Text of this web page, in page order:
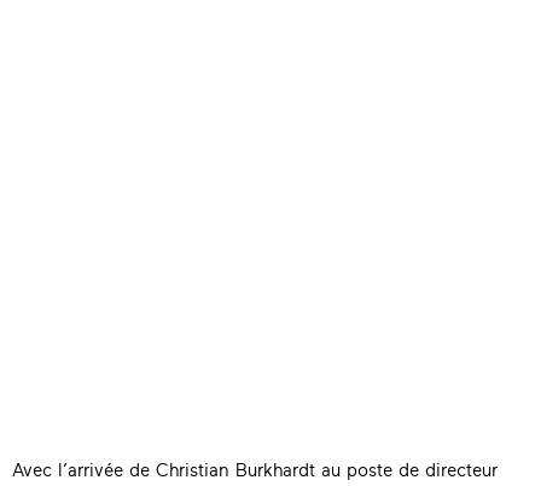
Avec l’arrivée de Christian Burkhardt au poste de directeur